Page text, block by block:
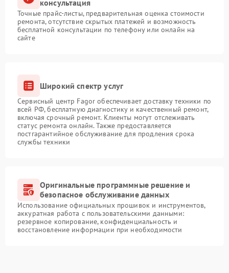
консультация
Точные прайс-листы, предварительная оценка стоимости
ремонта, отсутствие скрытых платежей и возможность
бесплатной консультации по телефону или онлайн на
сайте
Широкий спектр услуг
Сервисный центр Fagor обеспечивает доставку техники по
всей РФ, бесплатную диагностику и качественный ремонт,
включая срочный ремонт. Клиенты могут отслеживать
статус ремонта онлайн. Также предоставляется
постгарантийное обслуживание для продления срока
службы техники
Оригинальные программные решение и
безопасное обслуживание данных
Использование официальных прошивок и инструментов,
аккуратная работа с пользовательскими данными:
резервное копирование, конфиденциальность и
восстановление информации при необходимости